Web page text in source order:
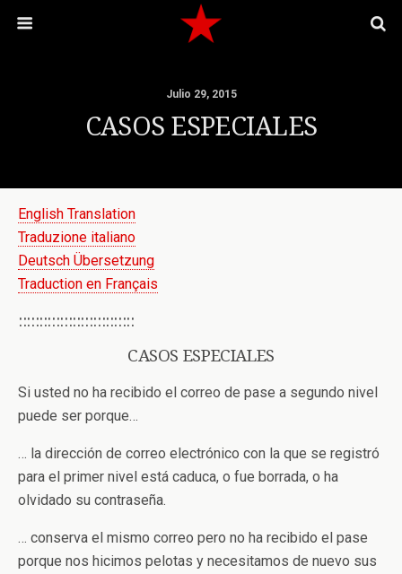
Julio 29, 2015
CASOS ESPECIALES
English Translation
Traduzione italiano
Deutsch Übersetzung
Traduction en Français
::::::::::::::::::::::::::::
CASOS ESPECIALES
Si usted no ha recibido el correo de pase a segundo nivel
puede ser porque…
… la dirección de correo electrónico con la que se registró
para el primer nivel está caduca, o fue borrada, o ha
olvidado su contraseña.
… conserva el mismo correo pero no ha recibido el pase
porque nos hicimos pelotas y necesitamos de nuevo sus